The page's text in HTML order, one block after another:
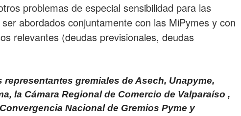
problemas de especial sensibilidad para las
abordados conjuntamente con las MiPymes y con
relevantes (deudas previsionales, deudas
gremiales de Asech, Unapyme,
la Cámara Regional de Comercio de Valparaíso ,
Nacional de Gremios Pyme y